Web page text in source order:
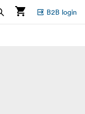
B2B login